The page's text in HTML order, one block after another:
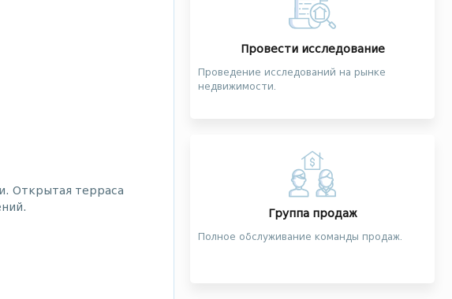
Открытая терраса
Провести исследование
Проведение исследований на рынке
недвижимости.
Группа продаж
Полное обслуживание команды продаж.